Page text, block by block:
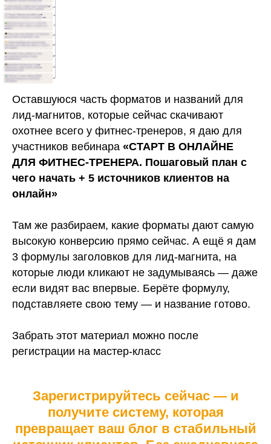
Оставшуюся часть форматов и названий для
лид-магнитов, которые сейчас скачивают
охотнее всего у фитнес-тренеров, я даю для
участников вебинара «СТАРТ В ОНЛАЙНЕ
ДЛЯ ФИТНЕС-ТРЕНЕРА. Пошаговый план с
чего начать + 5 источников клиентов на
онлайн»
Там же разбираем, какие форматы дают самую
высокую конверсию прямо сейчас. А ещё я дам
3 формулы заголовков для лид-магнита, на
которые люди кликают не задумываясь — даже
если видят вас впервые. Берёте формулу,
подставляете свою тему — и название готово.
Забрать этот материал можно после
регистрации на мастер-класс
Зарегистрируйтесь сейчас — и
получите систему, которая
превращает ваш блог в стабильный
Согласие на передачу 3 лицам
Политика конфиденциальности
Сведения об образовательной организации
* Instagram и Facebook признаны экстремистскими